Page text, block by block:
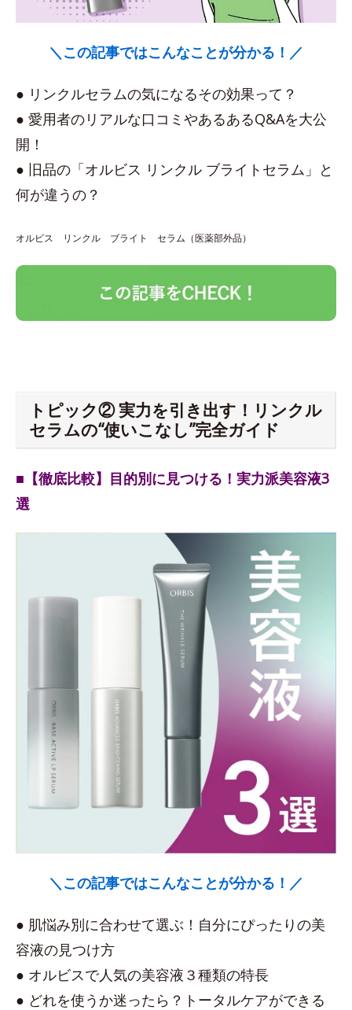
＼この記事ではこんなことが分かる！／
● リンクルセラムの気になるその効果って？
● 愛用者のリアルな口コミやあるあるQ&Aを大公
開！
● 旧品の「オルビス リンクル ブライトセラム」と
何が違うの？
オルビス リンクル ブライト セラム（医薬部外品）
トピック② 実力を引き出す！リンクル
セラムの“使いこなし”完全ガイド
■【徹底比較】目的別に見つける！実力派美容液3
選
＼この記事ではこんなことが分かる！／
● 肌悩み別に合わせて選ぶ！自分にぴったりの美
容液の見つけ方
● オルビスで人気の美容液３種類の特長
● どれを使うか迷ったら？トータルケアができる